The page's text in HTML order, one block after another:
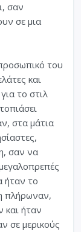
σαν
σε μια
του
και
το στιλ
στα μάτια
σαν να
ήταν το
πλήρωναν,
και ήταν
σε μερικούς